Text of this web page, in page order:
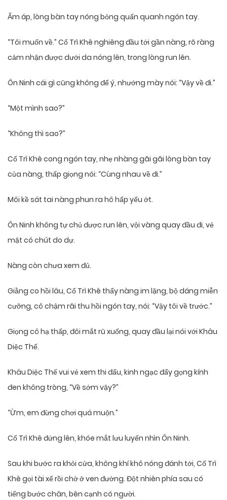
Ấm áp, lòng bàn tay nóng bỏng quấn quanh ngón tay.
“Tôi muốn về.” Cố Trì Khê nghiêng đầu tới gần nàng, rõ ràng
cảm nhận được dưới da nóng lên, trong lòng run lên.
Ôn Ninh cái gì cũng không để ý, nhướng mày nói: “Vậy về đi.”
“Một mình sao?”
“Không thì sao?”
Cố Trì Khê cong ngón tay, nhẹ nhàng gãi gãi lòng bàn tay
của nàng, thấp giọng nói: “Cùng nhau về đi.”
Môi kề sát tai nàng phun ra hô hấp yếu ớt.
Ôn Ninh không tự chủ được run lên, vội vàng quay đầu đi, vẻ
mặt có chút do dự.
Nàng còn chưa xem đủ.
Giằng co hồi lâu, Cố Trì Khê thấy nàng im lặng, bộ dáng miễn
cưỡng, cô chậm rãi thu hồi ngón tay, nói: “Vậy tôi về trước.”
Giọng cô hạ thấp, đôi mắt rũ xuống, quay đầu lại nói với Khâu
Diệc Thế.
Khâu Diệc Thế vui vẻ xem thi đấu, kinh ngạc đẩy gọng kính
đen không tròng, “Về sớm vậy?”
“Ừm, em đừng chơi quá muộn.”
Cố Trì Khê đứng lên, khóe mắt lưu luyến nhìn Ôn Ninh.
Sau khi bước ra khỏi cửa, không khí khô nóng đánh tới, Cố Trì
Khê gọi tài xế rồi chờ ở ven đường. Đột nhiên phía sau có
tiếng bước chân, bên cạnh có người.